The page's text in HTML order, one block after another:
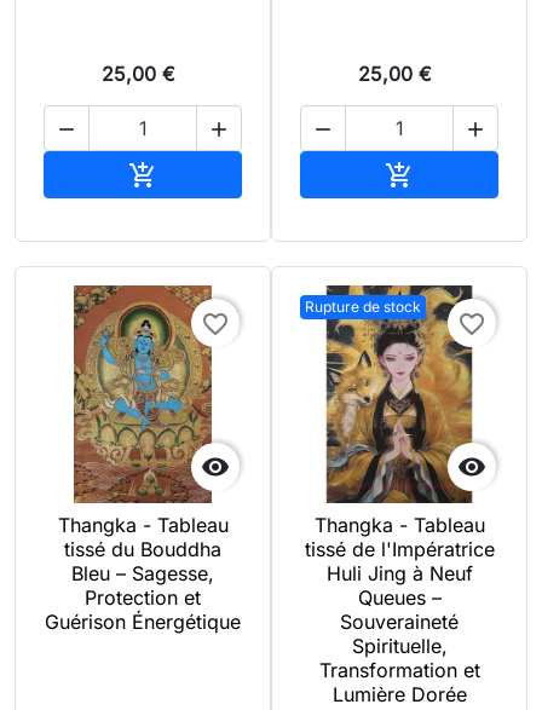
25,00 €
 

25,00 €
 


favorite_border
Thangka - Tableau
tissé du Bouddha
Bleu – Sagesse,
Protection et
Guérison Énergétique
Rupture de stock

favorite_border
Thangka - Tableau
tissé de l'Impératrice
Huli Jing à Neuf
Queues –
Souveraineté
Spirituelle,
Transformation et
Lumière Dorée